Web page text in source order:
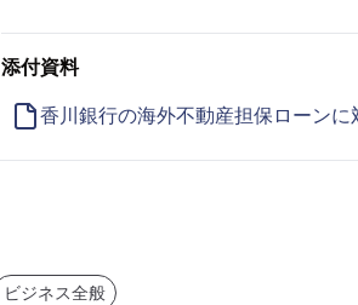
添付資料
香川銀行の海外不動産担保ローン
ビジネス全般